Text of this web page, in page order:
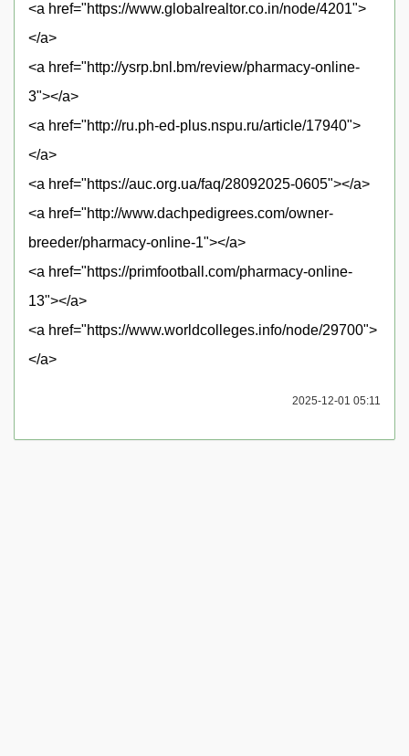
<a href="https://www.globalrealtor.co.in/node/4201">
</a>
<a href="http://ysrp.bnl.bm/review/pharmacy-online-
3"></a>
<a href="http://ru.ph-ed-plus.nspu.ru/article/17940">
</a>
<a href="https://auc.org.ua/faq/28092025-0605"></a>
<a href="http://www.dachpedigrees.com/owner-
breeder/pharmacy-online-1"></a>
<a href="https://primfootball.com/pharmacy-online-
13"></a>
<a href="https://www.worldcolleges.info/node/29700">
</a>
2025-12-01 05:11